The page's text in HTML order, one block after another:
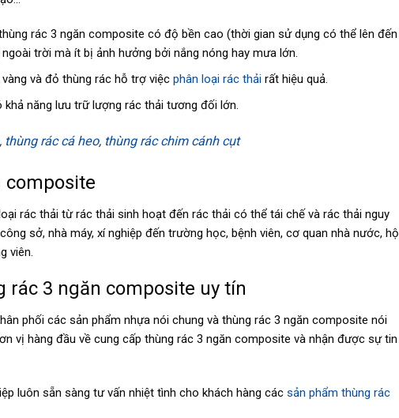
rác 3 ngăn composite có độ bền cao (thời gian sử dụng có thể lên đến
trời mà ít bị ảnh hưởng bởi nắng nóng hay mưa lớn.
và đỏ thùng rác hỗ trợ việc phân loại rác thảirất hiệu quả.
năng lưu trữ lượng rác thải tương đối lớn.
thùng rác cá heo, thùng rác chim cánh cụt
composite
rác thải từ rác thải sinh hoạt đến rác thải có thể tái chế và rác thải nguy
sở, nhà máy, xí nghiệp đến trường học, bệnh viên, cơ quan nhà nước, hộ
viên.
3 ngăn composite uy tín
phối các sản phẩm nhựa nói chung và thùng rác 3 ngăn composite nói
vị hàng đầu về cung cấp thùng rác 3 ngăn composite và nhận được sự tin
luôn sẵn sàng tư vấn nhiệt tình cho khách hàng các sản phẩm thùng rác